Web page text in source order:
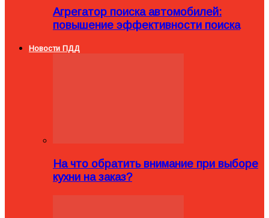
Агрегатор поиска автомобилей:
повышение эффективности поиска
Новости ПДД
На что обратить внимание при выборе
кухни на заказ?